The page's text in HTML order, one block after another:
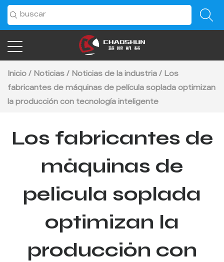
Inicio / Noticias / Noticias de la industria / Los
fabricantes de máquinas de película soplada optimizan
la producción con tecnología inteligente
Los fabricantes de
máquinas de
película soplada
optimizan la
producción con